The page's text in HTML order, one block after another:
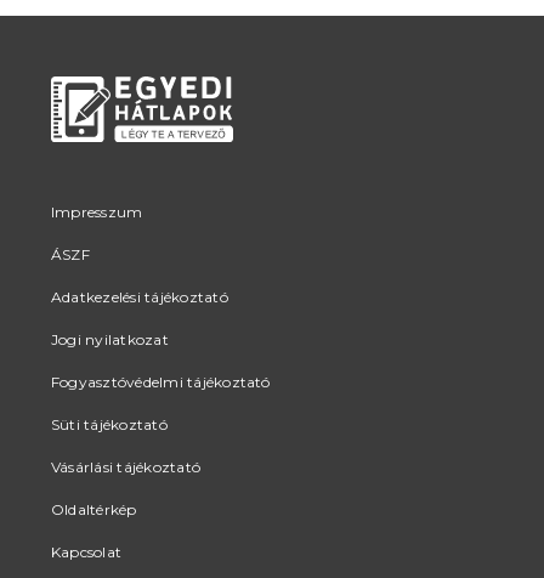
Impresszum
ÁSZF
Adatkezelési tájékoztató
Jogi nyilatkozat
Fogyasztóvédelmi tájékoztató
Süti tájékoztató
Vásárlási tájékoztató
Oldaltérkép
Kapcsolat